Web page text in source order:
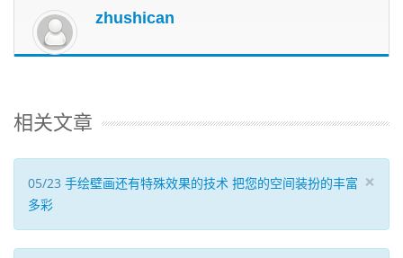
zhushican
相关文章
×
05/23 手绘壁画还有特殊效果的技术 把您的空间装扮的丰富
多彩